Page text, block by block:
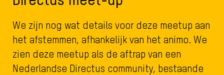
We zijn nog wat details voor deze meetup aan
het afstemmen, afhankelijk van het animo. We
zien deze meetup als de aftrap van een
Nederlandse Directus community, bestaande